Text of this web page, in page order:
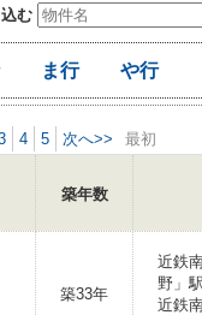
む
ま行 や行
4 5 次へ>> 最初
築年数
築33年
近鉄
野」駅
近鉄